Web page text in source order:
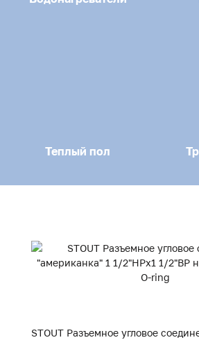
Теплый пол
STOUT Разъемное угловое